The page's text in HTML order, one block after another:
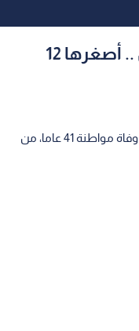
وفيات كورونا في فلسطين .. أصغرها 12
أعلنت وزارة الصحة الفلسطينية، الخميس، وفاة مواطنة 41 عاما، من